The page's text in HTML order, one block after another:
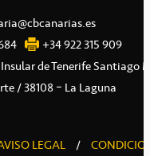
+34 922 315 909
de Tenerife Santiago
/ 38108 – La Laguna
LEGAL /